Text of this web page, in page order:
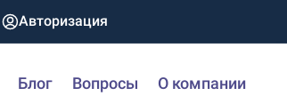
Авторизация
Блог Вопросы О компании